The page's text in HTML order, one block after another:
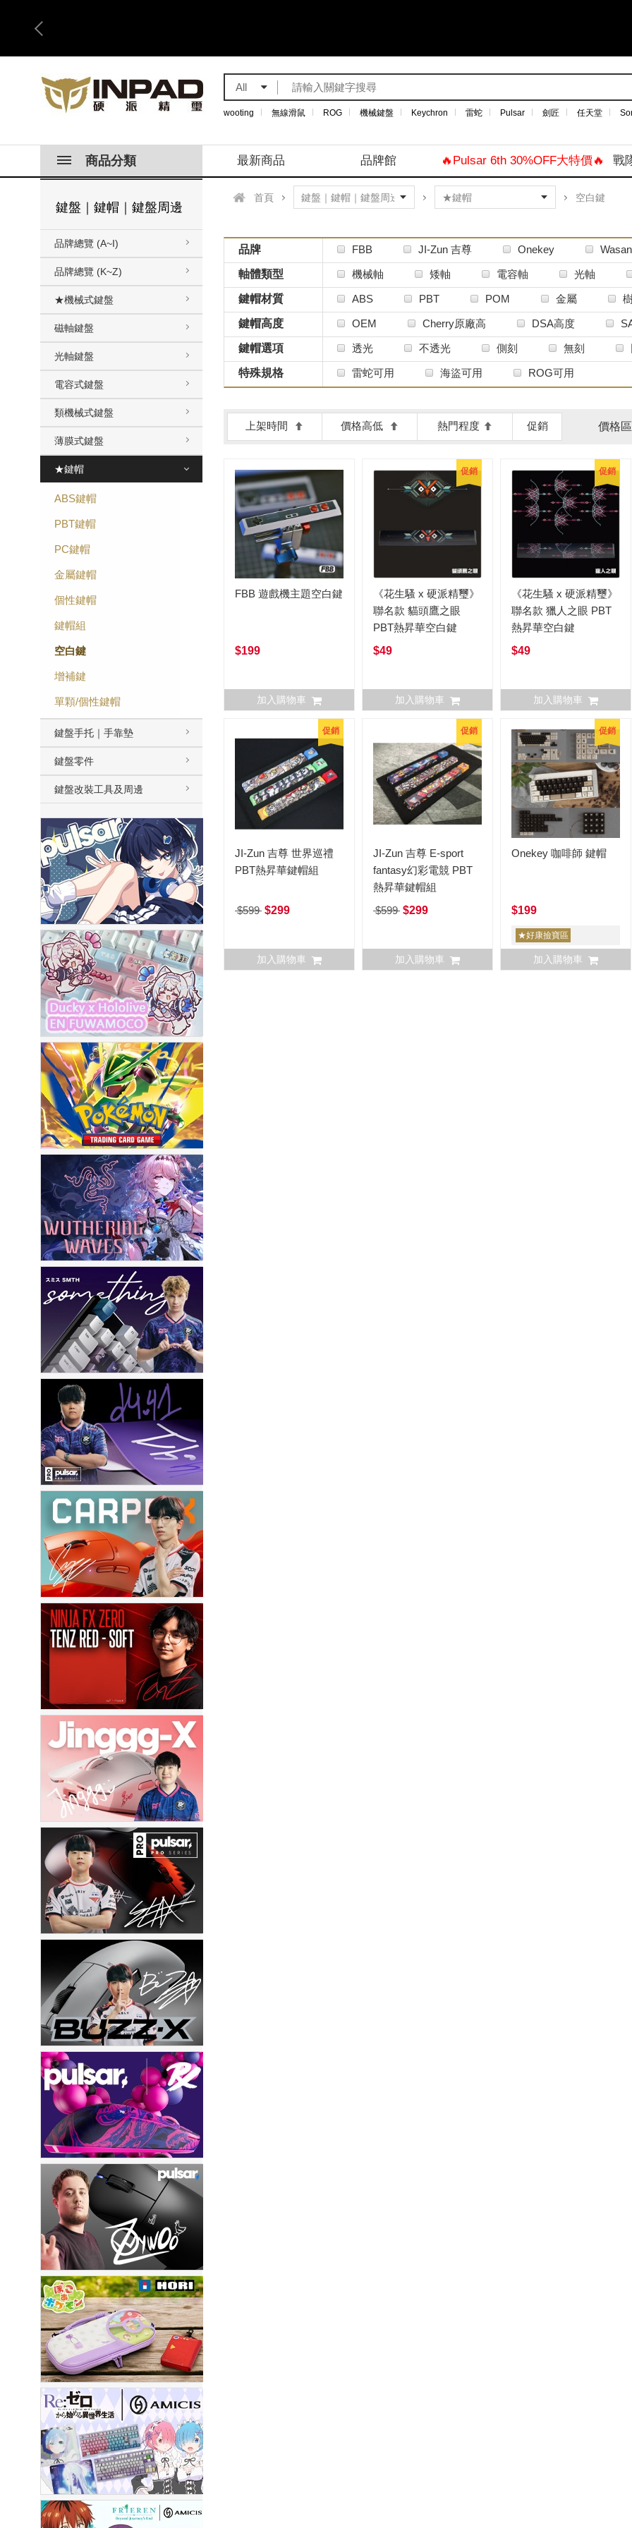
All
wooting 無線滑鼠 ROG 機械鍵盤 Keychron 雷蛇 Pulsar 劍匠 任天堂
商品分類 最新商品 品牌館 🔥Pulsar 6th 30%OFF大特價🔥 戰
鍵盤｜鍵帽｜鍵盤周邊
品牌總覽 (A~I)
品牌總覽 (K~Z)
★機械式鍵盤
磁軸鍵盤
光軸鍵盤
電容式鍵盤
類機械式鍵盤
薄膜式鍵盤
★鍵帽
ABS鍵帽
PBT鍵帽
PC鍵帽
金屬鍵帽
個性鍵帽
鍵帽組
空白鍵
增補鍵
單顆/個性鍵帽
鍵盤手托｜手靠墊
鍵盤零件
鍵盤改裝工具及周邊
首頁 空白鍵
品牌 FBB JI-Zun 吉尊 Onekey
軸體類型 機械軸 矮軸 電容軸 光軸
鍵帽材質 ABS PBT POM 金屬
鍵帽高度 OEM Cherry原廠高 DSA高度
MDA球帽
矮鍵帽 打字機鍵帽
鍵帽選項 透光 不透光 側刻 無刻
特殊規格 雷蛇可用 海盜可用 ROG可用
上架時間 價格高低 熱門程度 促銷 價格
FBB 遊戲機主題空白鍵
$199
加入購物車
促銷
《花生騷 x 硬派精璽》
聯名款 貓頭鷹之眼
PBT熱昇華空白鍵
$49
加入購物車
促銷
《花生騷 x 硬派精璽》
聯名款 獵人之眼 PBT
熱昇華空白鍵
$49
加入購物車
促銷
JI-Zun 吉尊 世界巡禮
PBT熱昇華鍵帽組
$599 $299
加入購物車
促銷
JI-Zun 吉尊 E-sport
fantasy幻彩電競 PBT
熱昇華鍵帽組
$599 $299
加入購物車
促銷
Onekey 咖啡師 鍵帽
$199
★好康撿寶區
加入購物車